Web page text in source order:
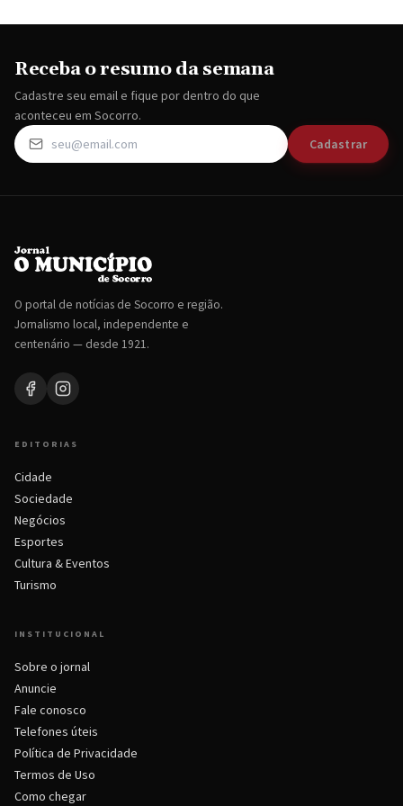
Receba o resumo da semana
Cadastre seu email e fique por dentro do que
aconteceu em Socorro.
Cadastrar
O portal de notícias de Socorro e região.
Jornalismo local, independente e
centenário — desde 1921.
EDITORIAS
Cidade
Sociedade
Negócios
Esportes
Cultura & Eventos
Turismo
INSTITUCIONAL
Sobre o jornal
Anuncie
Fale conosco
Telefones úteis
Política de Privacidade
Termos de Uso
Como chegar